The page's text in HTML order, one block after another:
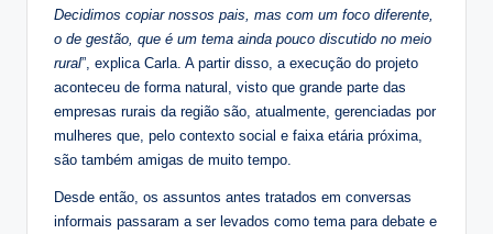
Decidimos copiar nossos pais, mas com um foco diferente,
o de gestão, que é um tema ainda pouco discutido no meio
rural”, explica Carla. A partir disso, a execução do projeto
aconteceu de forma natural, visto que grande parte das
empresas rurais da região são, atualmente, gerenciadas por
mulheres que, pelo contexto social e faixa etária próxima,
são também amigas de muito tempo.
Desde então, os assuntos antes tratados em conversas
informais passaram a ser levados como tema para debate e